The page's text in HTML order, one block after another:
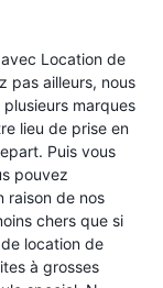
Location de
pas ailleurs, nous
marques
lieu de prise en
Puis vous
pouvez
raison de nos
chers que si
location de
à grosses